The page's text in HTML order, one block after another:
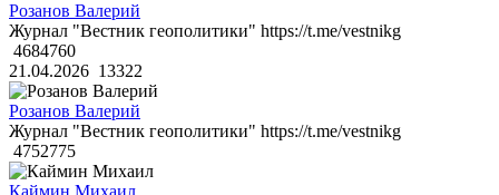
Розанов Валерий
Журнал "Вестник геополитики" https://t.me/vestnikg
4684760
21.04.2026 13322
Розанов Валерий
Журнал "Вестник геополитики" https://t.me/vestnikg
4752775